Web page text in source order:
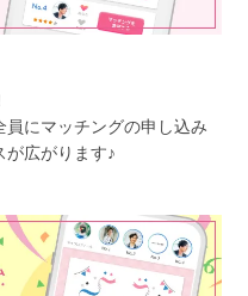
員にマッチングの申し込み
が広がります♪